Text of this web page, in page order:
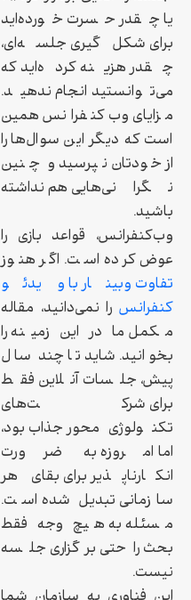
یا چقدر حسرت خورده‌اید
برای شکل‌گیری جلسه‌ای،
چقدر هزینه کرده‌اید که
می‌توانستید انجام ندهید.
مزایای وب کنفرانس همین
است که دیگر این سوال‌ها را
از خودتان نپرسید و چنین
نگرانی‌هایی هم نداشته
باشید.
وب‌کنفرانس، قواعد بازی را
عوض کرده است. اگر هنوز
تفاوت وبینار با ویدئو
کنفرانس را نمی‌دانید، مقاله
مکمل ما در این زمینه را
بخوانید. شاید تا چند سال
پیش، جلسات آنلاین فقط
برای شرکت‌های
تکنولوژی‌محور جذاب بود،
اما امروزه به ضرورت
انکارناپذیر برای بقای هر
سازمانی تبدیل شده است.
مسئله به هیچ وجه فقط
بحث راحتی برگزاری جلسه
نیست.